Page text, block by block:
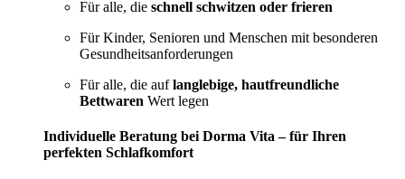
Für alle, die schnell schwitzen oder frieren
Für Kinder, Senioren und Menschen mit besonderen
Gesundheitsanforderungen
Für alle, die auflanglebige, hautfreundliche
Bettwaren Wert legen
Individuelle Beratung bei Dorma Vita – für Ihren
perfekten Schlafkomfort